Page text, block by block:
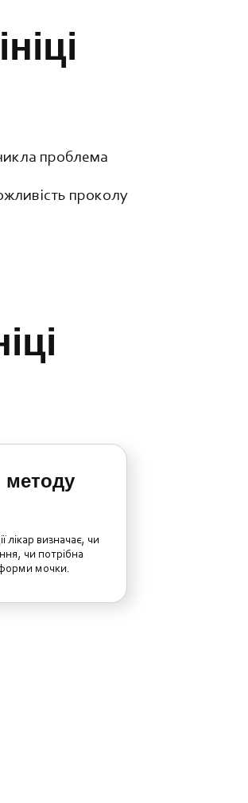
проблема
проколу
методу
лікар визначає, чи
чи потрібна
мочки.